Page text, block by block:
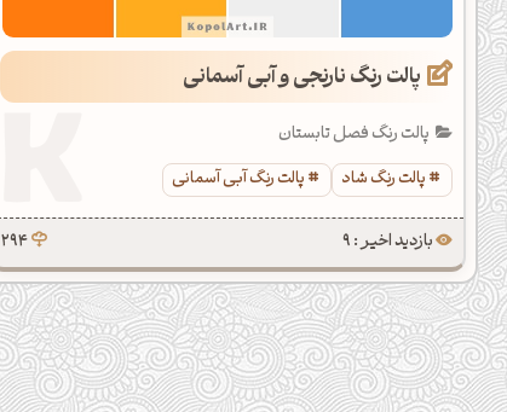
پالت رنگ نارنجی و آبی آسمانی
پالت رنگ فصل تابستان
پالت رنگ شاد
پالت رنگ آبی آسمانی
بازدید اخیر : 9 294